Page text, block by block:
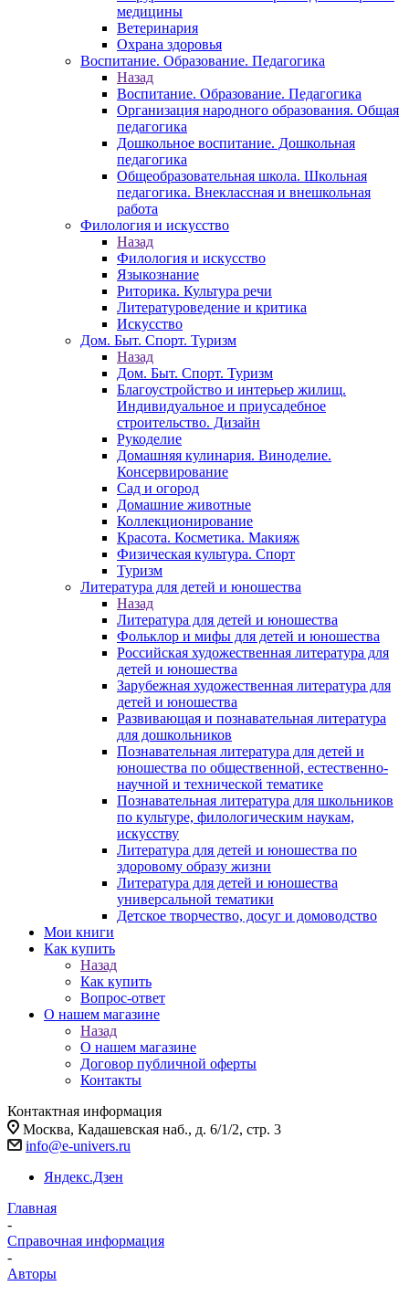
медицины
Ветеринария
Охрана здоровья
Воспитание. Образование. Педагогика
Назад
Воспитание. Образование. Педагогика
Организация народного образования. Общая
педагогика
Дошкольное воспитание. Дошкольная
педагогика
Общеобразовательная школа. Школьная
педагогика. Внеклассная и внешкольная
работа
Филология и искусство
Назад
Филология и искусство
Языкознание
Риторика. Культура речи
Литературоведение и критика
Искусство
Дом. Быт. Спорт. Туризм
Назад
Дом. Быт. Спорт. Туризм
Благоустройство и интерьер жилищ.
Индивидуальное и приусадебное
строительство. Дизайн
Рукоделие
Домашняя кулинария. Виноделие.
Консервирование
Сад и огород
Домашние животные
Коллекционирование
Красота. Косметика. Макияж
Физическая культура. Спорт
Туризм
Литература для детей и юношества
Назад
Литература для детей и юношества
Фольклор и мифы для детей и юношества
Российская художественная литература для
детей и юношества
Зарубежная художественная литература для
детей и юношества
Развивающая и познавательная литература
для дошкольников
Познавательная литература для детей и
юношества по общественной, естественно-
научной и технической тематике
Познавательная литература для школьников
по культуре, филологическим наукам,
искусству
Литература для детей и юношества по
здоровому образу жизни
Литература для детей и юношества
универсальной тематики
Детское творчество, досуг и домоводство
Мои книги
Как купить
Назад
Как купить
Вопрос-ответ
О нашем магазине
Назад
О нашем магазине
Договор публичной оферты
Контакты
Контактная информация
Москва, Кадашевская наб., д. 6/1/2, стр. 3
info@e-univers.ru
Яндекс.Дзен
Главная
-
Справочная информация
-
Авторы